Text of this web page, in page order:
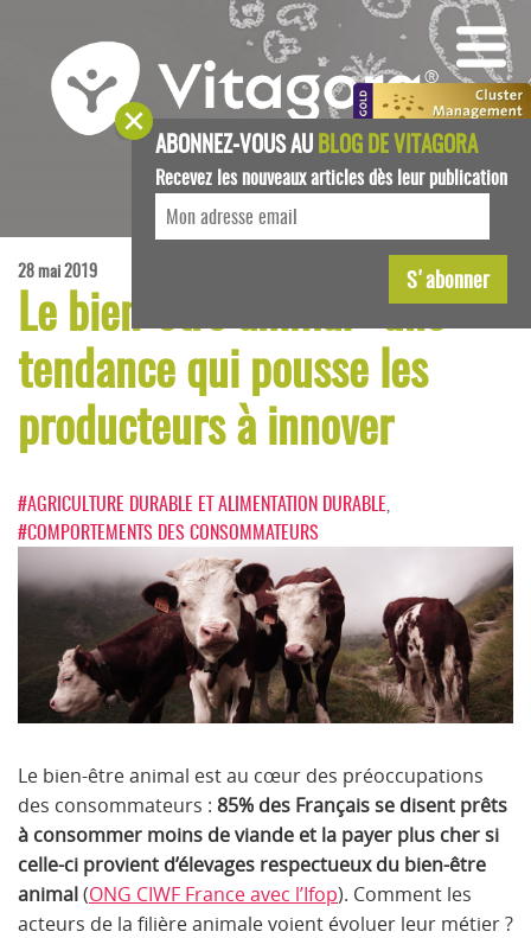
28 mai 2019
Le bien-être animal : une
tendance qui pousse les
producteurs à innover
#AGRICULTURE DURABLE ET ALIMENTATION DURABLE
#COMPORTEMENTS DES CONSOMMATEURS
Le bien-être animal est au cœur des préoccupations
des consommateurs : 85% des Français se disent prêts
à consommer moins de viande et la payer plus cher si
celle-ci provient d’élevages respectueux du bien-être
animal(ONG CIWF France avec l’Ifop). Comment les
acteurs de la filière animale voient évoluer leur métier ?
ABONNEZ-VOUS AUBLOG DE VITAGORA
Recevez les nouveaux articles dès leur publication